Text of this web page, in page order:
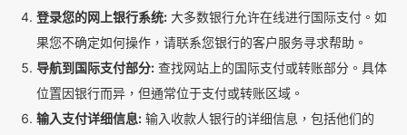
登录您的网上银行系统: 大多数银行允许在线进行国际支付。如
果您不确定如何操作，请联系您银行的客户服务寻求帮助。
导航到国际支付部分: 查找网站上的国际支付或转账部分。具体
位置因银行而异，但通常位于支付或转账区域。
输入支付详细信息: 输入收款人银行的详细信息，包括他们的